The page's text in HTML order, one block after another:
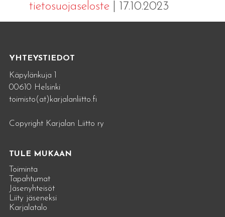
tietosuojaseloste| 17.10.2023
YHTEYSTIEDOT
Käpylänkuja 1
00610 Helsinki
toimisto(at)karjalanliitto.fi
Copyright Karjalan Liitto ry
TULE MUKAAN
Toiminta
Tapahtumat
Jäsenyhteisöt
Liity jäseneksi
Karjalatalo